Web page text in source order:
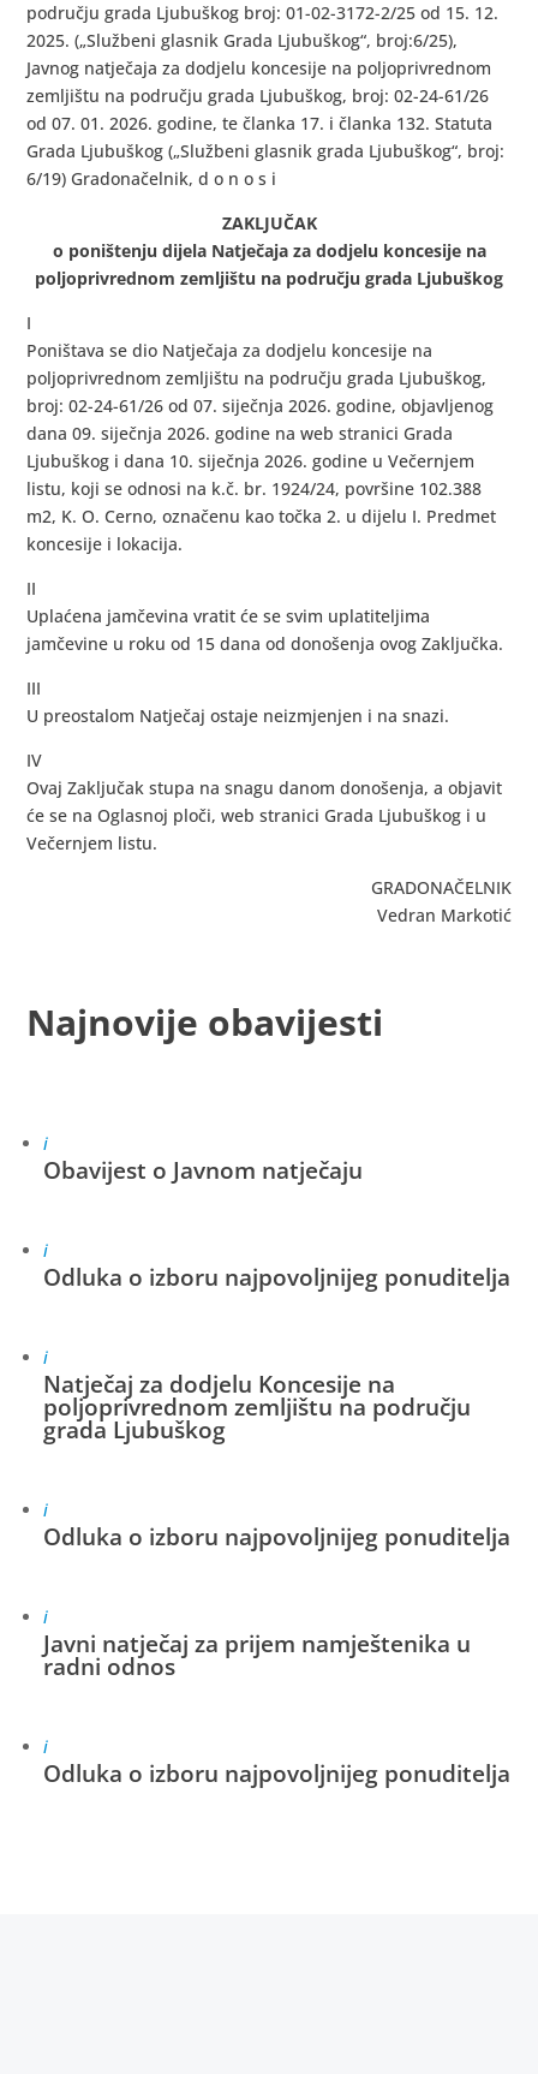
području grada Ljubuškog broj: 01-02-3172-2/25 od 15. 12.
2025. („Službeni glasnik Grada Ljubuškog“, broj:6/25),
Javnog natječaja za dodjelu koncesije na poljoprivrednom
zemljištu na području grada Ljubuškog, broj: 02-24-61/26
od 07. 01. 2026. godine, te članka 17. i članka 132. Statuta
Grada Ljubuškog („Službeni glasnik grada Ljubuškog“, broj:
6/19) Gradonačelnik, d o n o s i
ZAKLJUČAK
o poništenju dijela Natječaja za dodjelu koncesije na
poljoprivrednom zemljištu na području grada Ljubuškog
I
Poništava se dio Natječaja za dodjelu koncesije na
poljoprivrednom zemljištu na području grada Ljubuškog,
broj: 02-24-61/26 od 07. siječnja 2026. godine, objavljenog
dana 09. siječnja 2026. godine na web stranici Grada
Ljubuškog i dana 10. siječnja 2026. godine u Večernjem
listu, koji se odnosi na k.č. br. 1924/24, površine 102.388
m2, K. O. Cerno, označenu kao točka 2. u dijelu I. Predmet
koncesije i lokacija.
II
Uplaćena jamčevina vratit će se svim uplatiteljima
jamčevine u roku od 15 dana od donošenja ovog Zaključka.
III
U preostalom Natječaj ostaje neizmjenjen i na snazi.
IV
Ovaj Zaključak stupa na snagu danom donošenja, a objavit
će se na Oglasnoj ploči, web stranici Grada Ljubuškog i u
Večernjem listu.
GRADONAČELNIK
Vedran Markotić
Najnovije obavijesti
i
Obavijest o Javnom natječaju
i
Odluka o izboru najpovoljnijeg ponuditelja
i
Natječaj za dodjelu Koncesije na
poljoprivrednom zemljištu na području
grada Ljubuškog
i
Odluka o izboru najpovoljnijeg ponuditelja
i
Javni natječaj za prijem namještenika u
radni odnos
i
Odluka o izboru najpovoljnijeg ponuditelja